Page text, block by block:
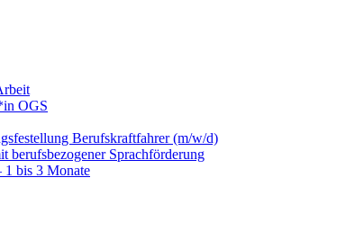
OGS
Berufskraftfahrer (m/w/d)
berufsbezogener Sprachförderung
1 bis 3 Monate